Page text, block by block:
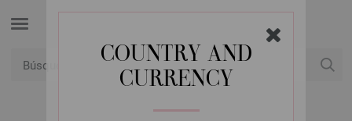
COUNTRY AND
CURRENCY